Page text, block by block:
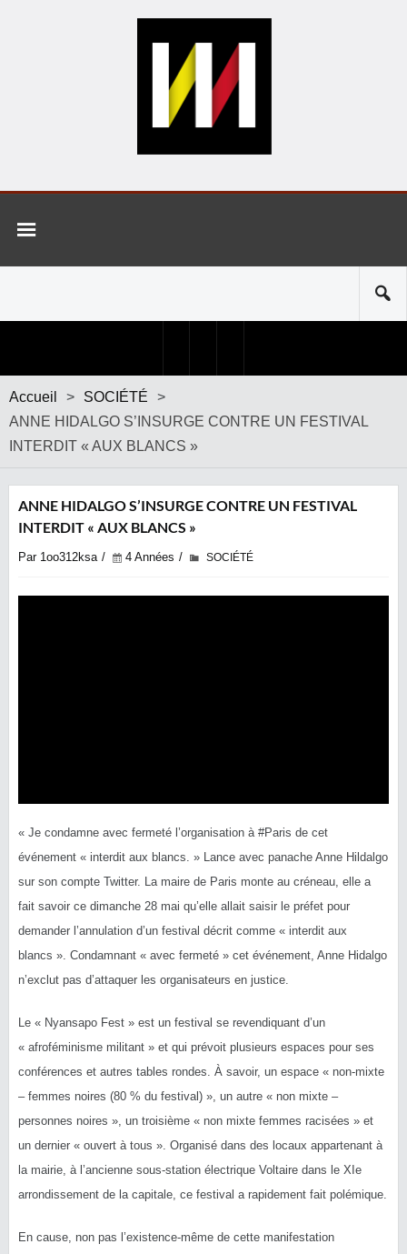
Accueil > SOCIÉTÉ
>
ANNE HIDALGO S’INSURGE CONTRE UN FESTIVAL
INTERDIT « AUX BLANCS »
ANNE HIDALGO S’INSURGE CONTRE UN FESTIVAL
INTERDIT « AUX BLANCS »
Par 1oo312ksa 4 Années SOCIÉTÉ
« Je condamne avec fermeté l’organisation à #Paris de cet
événement « interdit aux blancs. » Lance avec panache Anne Hildalgo
sur son compte Twitter. La maire de Paris monte au créneau, elle a
fait savoir ce dimanche 28 mai qu’elle allait saisir le préfet pour
demander l’annulation d’un festival décrit comme « interdit aux
blancs ». Condamnant « avec fermeté » cet événement, Anne Hidalgo
n’exclut pas d’attaquer les organisateurs en justice.
Le « Nyansapo Fest » est un festival se revendiquant d’un
« afroféminisme militant » et qui prévoit plusieurs espaces pour ses
conférences et autres tables rondes. À savoir, un espace « non-mixte
– femmes noires (80 % du festival) », un autre « non mixte –
personnes noires », un troisième « non mixte femmes racisées » et
un dernier « ouvert à tous ». Organisé dans des locaux appartenant à
la mairie, à l’ancienne sous-station électrique Voltaire dans le XIe
arrondissement de la capitale, ce festival a rapidement fait polémique.
En cause, non pas l’existence-même de cette manifestation